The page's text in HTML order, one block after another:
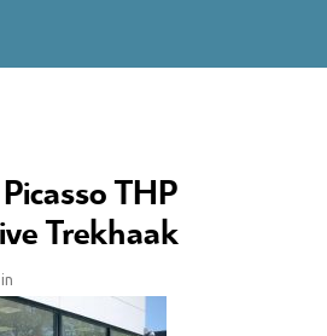
THP
Trekhaak
in